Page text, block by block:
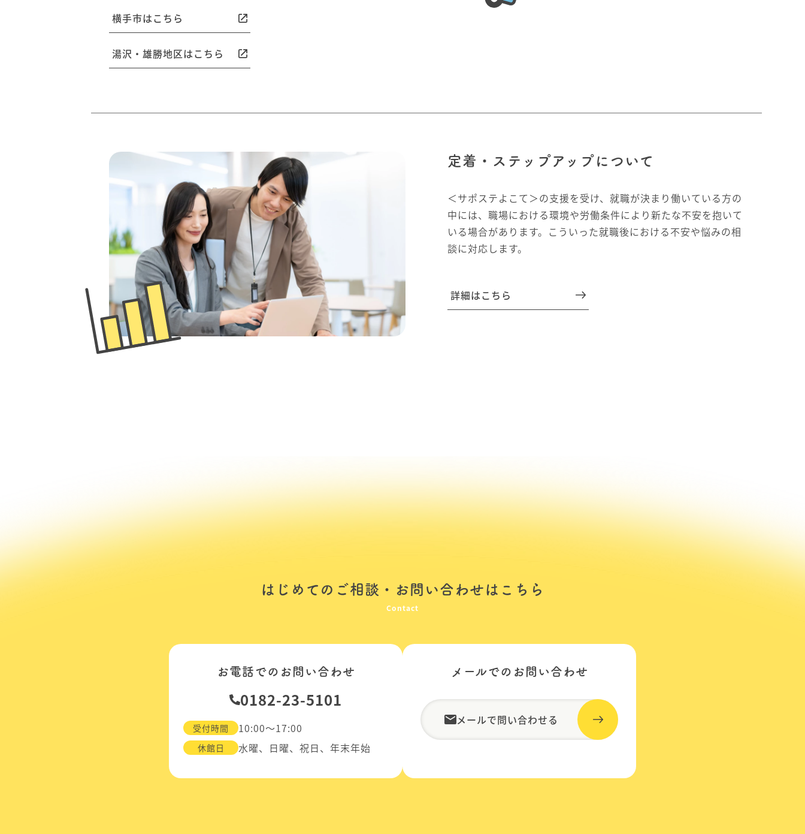
横手市はこちら
湯沢・雄勝地区はこちら
定着・ステップアップについて
＜サポステよこて＞の支援を受け、就職が決まり働いている方の
中には、職場における環境や労働条件により新たな不安を抱いて
いる場合があります。こういった就職後における不安や悩みの相
談に対応します。
詳細はこちら
はじめてのご相談 ・ お問い合わせはこちら
Contact
お電話でのお問い合わせ
0182-23-5101
受付時間 10:00～17:00
休館日 水曜、日曜、祝日、年末年始
メールでのお問い合わせ
メールで問い合わせる